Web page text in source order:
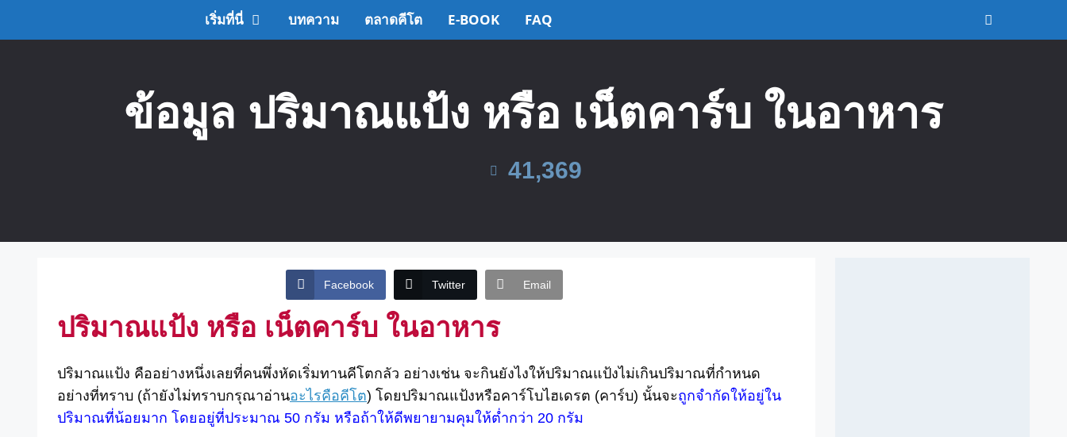
เริ่มที่นี่ บทความ ตลาดคีโต E-BOOK FAQ
ข้อมูล ปริมาณแป้ง หรือ เน็ตคาร์บ ในอาหาร
41,369
Facebook Twitter Email
ปริมาณแป้ง หรือ เน็ตคาร์บ ในอาหาร
ปริมาณแป้ง คืออย่างหนึ่งเลยที่คนพึ่งหัดเริ่มทานคีโตกลัว อย่างเช่น จะกินยังไงให้ปริมาณแป้งไม่เกินปริมาณที่กำหนด
อย่างที่ทราบ (ถ้ายังไม่ทราบกรุณาอ่านอะไรคือคีโต) โดยปริมาณแป้งหรือคาร์โบไฮเดรต (คาร์บ) นั้นจะถูกจำกัดให้อยู่ใน
ปริมาณที่น้อยมาก โดยอยู่ที่ประมาณ 50 กรัม หรือถ้าให้ดีพยายามคุมให้ต่ำกว่า 20 กรัม